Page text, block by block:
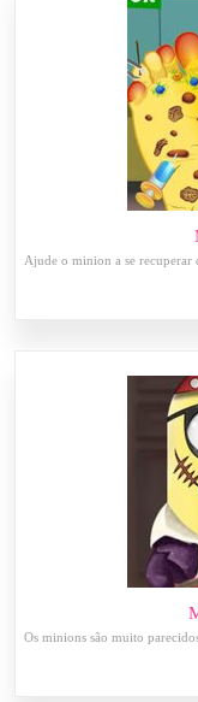
Ajude o minion a se recuperar
Os minions são muito